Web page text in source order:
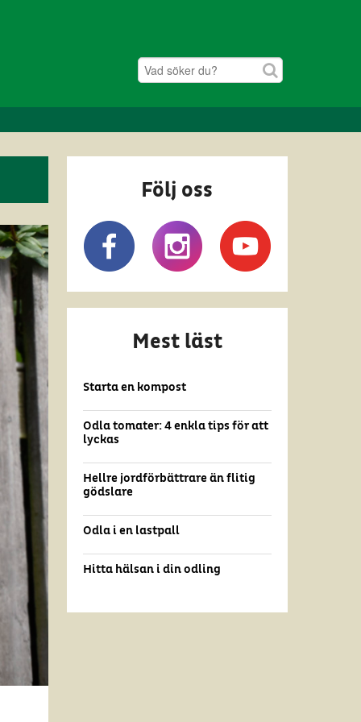
Följ oss
Mest läst
Starta en kompost
Odla tomater: 4 enkla tips för att
lyckas
Hellre jordförbättrare än flitig
gödslare
Odla i en lastpall
Hitta hälsan i din odling